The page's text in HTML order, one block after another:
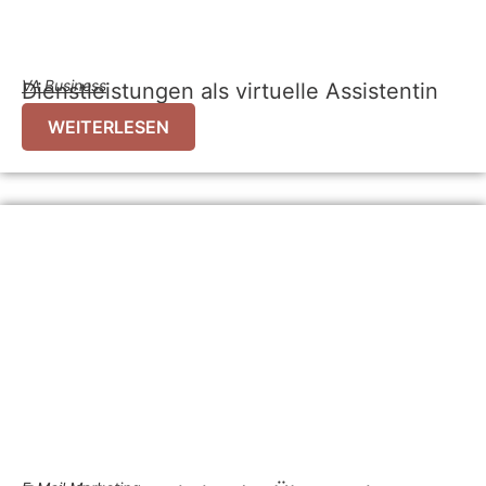
VA Business
Dienstleistungen als virtuelle Assistentin
WEITERLESEN